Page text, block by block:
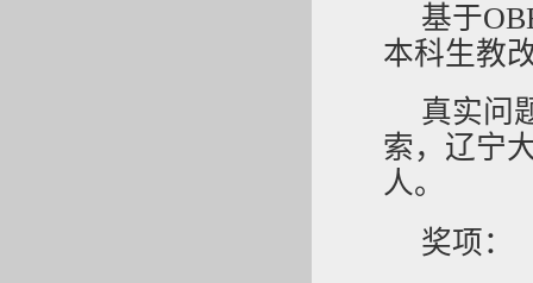
基于
本科生教
真实问
索，辽宁
人。
奖项：